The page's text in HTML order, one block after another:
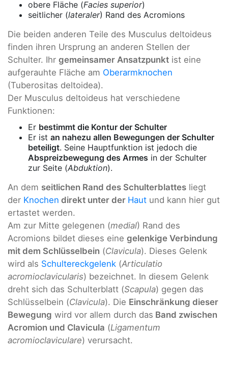
obere Fläche (Facies superior)
seitlicher (lateraler) Rand des Acromions
Die beiden anderen Teile des Musculus deltoideus
finden ihren Ursprung an anderen Stellen der
Schulter. Ihr gemeinsamer Ansatzpunkt ist eine
aufgerauhte Fläche am Oberarmknochen
(Tuberositas deltoidea).
Der Musculus deltoideus hat verschiedene
Funktionen:
Er bestimmt die Kontur der Schulter
Er ist an nahezu allen Bewegungen der Schulter
beteiligt. Seine Hauptfunktion ist jedoch die
Abspreizbewegung des Armes in der Schulter
zur Seite (Abduktion).
An dem seitlichen Rand des Schulterblattes liegt
der Knochen direkt unter der Haut und kann hier gut
ertastet werden.
Am zur Mitte gelegenen (medial) Rand des
Acromions bildet dieses eine gelenkige Verbindung
mit dem Schlüsselbein (Clavicula). Dieses Gelenk
wird als Schultereckgelenk (Articulatio
acromioclavicularis) bezeichnet. In diesem Gelenk
dreht sich das Schulterblatt (Scapula) gegen das
Schlüsselbein (Clavicula). Die Einschränkung dieser
Bewegung wird vor allem durch das Band zwischen
Acromion und Clavicula (Ligamentum
acromioclaviculare) verursacht.